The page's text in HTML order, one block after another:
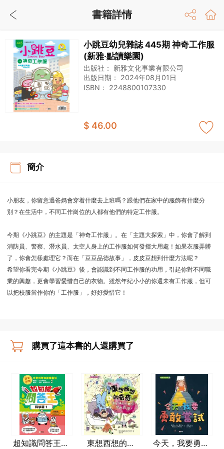
小跳豆幼兒雜誌 445期 神奇工作服
(新雅‧點讀樂園)
出版社： 新雅文化事業有限公司
出版日期： 2024年08月01日
ISBN： 2248800107330
$ 46.00
簡介
小朋友，你留意過爸媽會穿着什麼去上班嗎？跟他們在家中的服飾有什麼分
別？在生活中，不同工作崗位的人都有他們的特定工作服。
今期《小跳豆》的主題是「神奇工作服」。在「主題大探索」中，你會了解到
消防員、警察、潛水員、太空人身上的工作服如何發揮大用處！如果衣服弄髒
了，你會怎樣處理它？而在「豆豆品德故事」，皮皮豆想到什麼方法呢？
希望你看完今期《小跳豆》後，會認識到不同工作服的功用，引起你對不同職
業的興趣，更會學習愛惜自己的衣物。雖然年紀小小的你還未有工作服，但可
以把校服當作你的「工作服」，好好愛惜它！
購買了這本書的人還購買了
超知識問答王：
東想西想的奇
今天，我要勇敢
書籍詳情